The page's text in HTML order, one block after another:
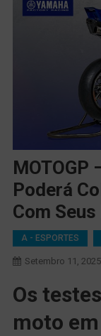
MOTOGP
Poderá
Com
A - ESPORTES
Setembro 11, 2025
Os
moto